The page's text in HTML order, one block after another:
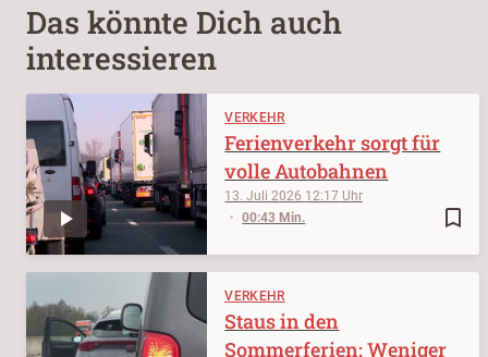
Das könnte Dich auch
interessieren
VERKEHR
bookmark_border
13. Juli 2026 12:17
00:43 Min.
Ferienverkehr sorgt für
volle Autobahnen
VERKEHR
Staus in den
Sommerferien: Weniger